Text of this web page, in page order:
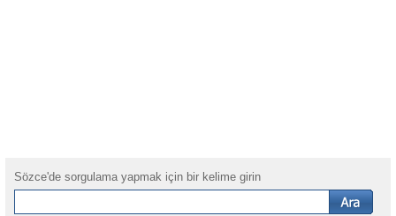
Sözce'de sorgulama yapmak için bir kelime girin